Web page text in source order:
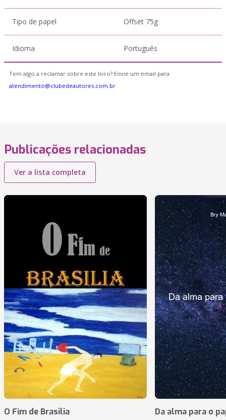
Tipo de papel Offset 75g
Idioma Português
Tem algo a reclamar sobre este livro? Envie um email para
atendimento@clubedeautores.com.br
Publicações relacionadas
Ver a lista completa
O Fim de Brasilia Da alma para o